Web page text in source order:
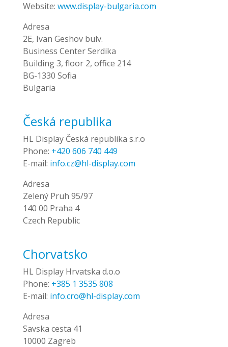
Website: www.display-bulgaria.com
Adresa
2E, Ivan Geshov bulv.
Business Center Serdika
Building 3, floor 2, office 214
BG-1330 Sofia
Bulgaria
Česká republika
HL Display Česká republika s.r.o
Phone: +420 606 740 449
E-mail: info.cz@hl-display.com
Adresa
Zelený Pruh 95/97
140 00 Praha 4
Czech Republic
Chorvatsko
HL Display Hrvatska d.o.o
Phone: +385 1 3535 808
E-mail: info.cro@hl-display.com
Adresa
Savska cesta 41
10000 Zagreb